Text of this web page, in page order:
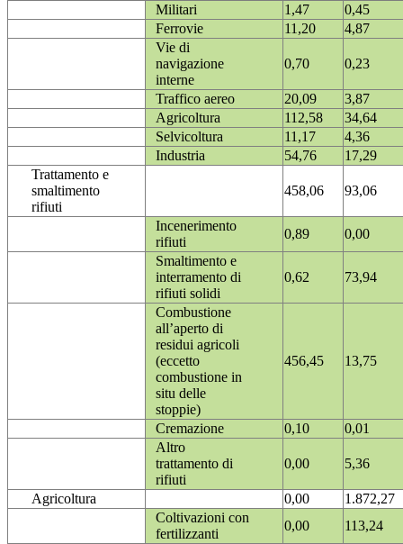
Militari
1,47
0,45
Ferrovie
11,20
4,87
Vie di
navigazione
interne
0,70 0,23
Traffico aereo 20,09
3,87
Agricoltura
112,58
34,64
Selvicoltura
11,17
4,36
Industria
54,76
17,29
Trattamento e
smaltimento
rifiuti
458,06 93,06
Incenerimento
rifiuti
0,89
0,00
Smaltimento e
interramento di
rifiuti solidi
0,62 73,94
Combustione
all’aperto di
residui agricoli
(eccetto
combustione in
situ delle
stoppie)
456,45 13,75
Cremazione 0,10
0,01
Altro
trattamento di
rifiuti
0,00 5,36
Agricoltura 0,00
1.872,27
Coltivazioni con
fertilizzanti
0,00 113,24